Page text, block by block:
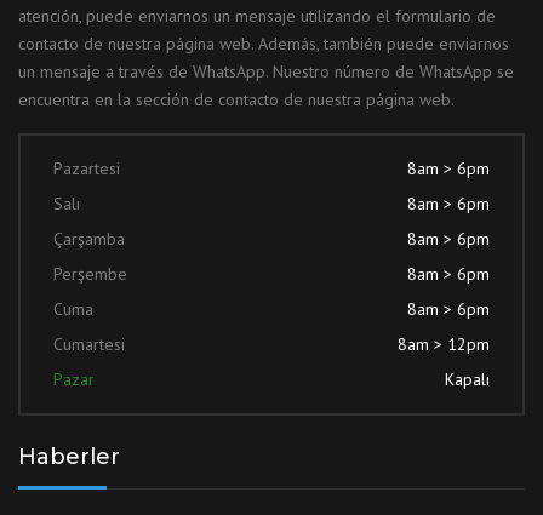
atención, puede enviarnos un mensaje utilizando el formulario de
contacto de nuestra página web. Además, también puede enviarnos
un mensaje a través de WhatsApp. Nuestro número de WhatsApp se
encuentra en la sección de contacto de nuestra página web.
Pazartesi
8am > 6pm
Salı
8am > 6pm
Çarşamba
8am > 6pm
Perşembe
8am > 6pm
Cuma
8am > 6pm
Cumartesi
8am > 12pm
Pazar
Kapalı
Haberler